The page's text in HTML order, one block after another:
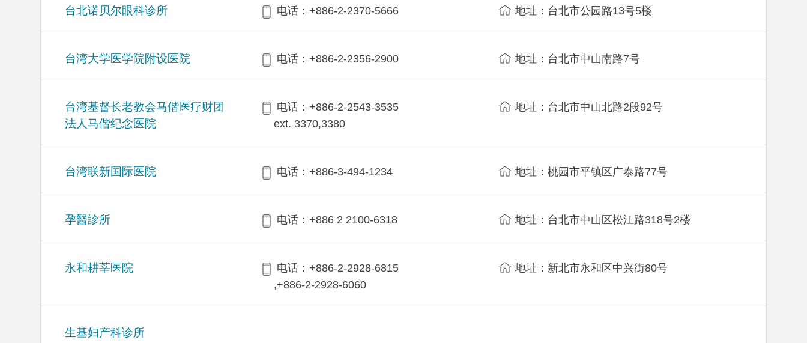
台北诺贝尔眼科诊所 电话：+886-2-2370-5666 地址：台北市公园路13号5楼
台湾大学医学院附设医院 电话：+886-2-2356-2900 地址：台北市中山南路7号
台湾基督长老教会马偕医疗财团
法人马偕纪念医院
电话：+886-2-2543-3535
ext. 3370,3380
地址：台北市中山北路2段92号
台湾联新国际医院 电话：+886-3-494-1234 地址：桃园市平镇区广泰路77号
孕醫診所 电话：+886 2 2100-6318 地址：台北市中山区松江路318号2楼
永和耕莘医院
电话：+886-2-2928-6815
,+886-2-2928-6060
地址：新北市永和区中兴街80号
生基妇产科诊所